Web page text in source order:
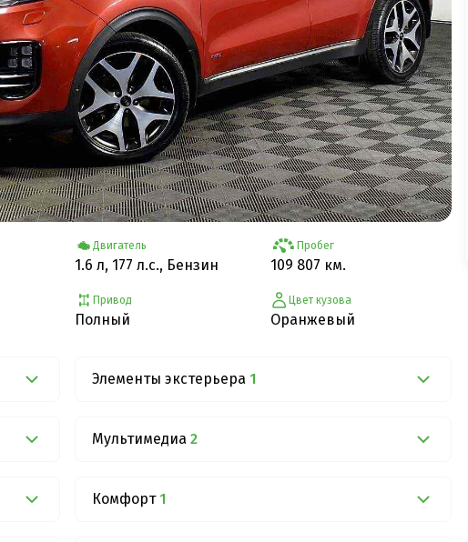
Двигатель
1.6 л, 177 л.с., Бензин
Привод
Полный
Пробег
109 807 км.
Цвет кузова
Оранжевый
Элементы экстерьера 1
Мультимедиа 2
Комфорт 1